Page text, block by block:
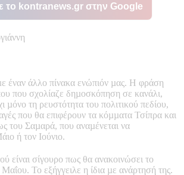
το kontranews.gr στην Google
έναν άλλο πίνακα ενώπιόν µας. Η φράση
που σχολίαζε δηµοσκόπηση σε κανάλι,
µόνο τη ρευστότητα του πολιτικού πεδίου,
που θα επιφέρουν τα κόµµατα Τσίπρα και
του Σαµαρά, που αναµένεται να
ή τον Ιούνιο.
είναι σίγουρο πως θα ανακοινώσει το
Το εξήγγειλε η ίδια µε ανάρτησή της.